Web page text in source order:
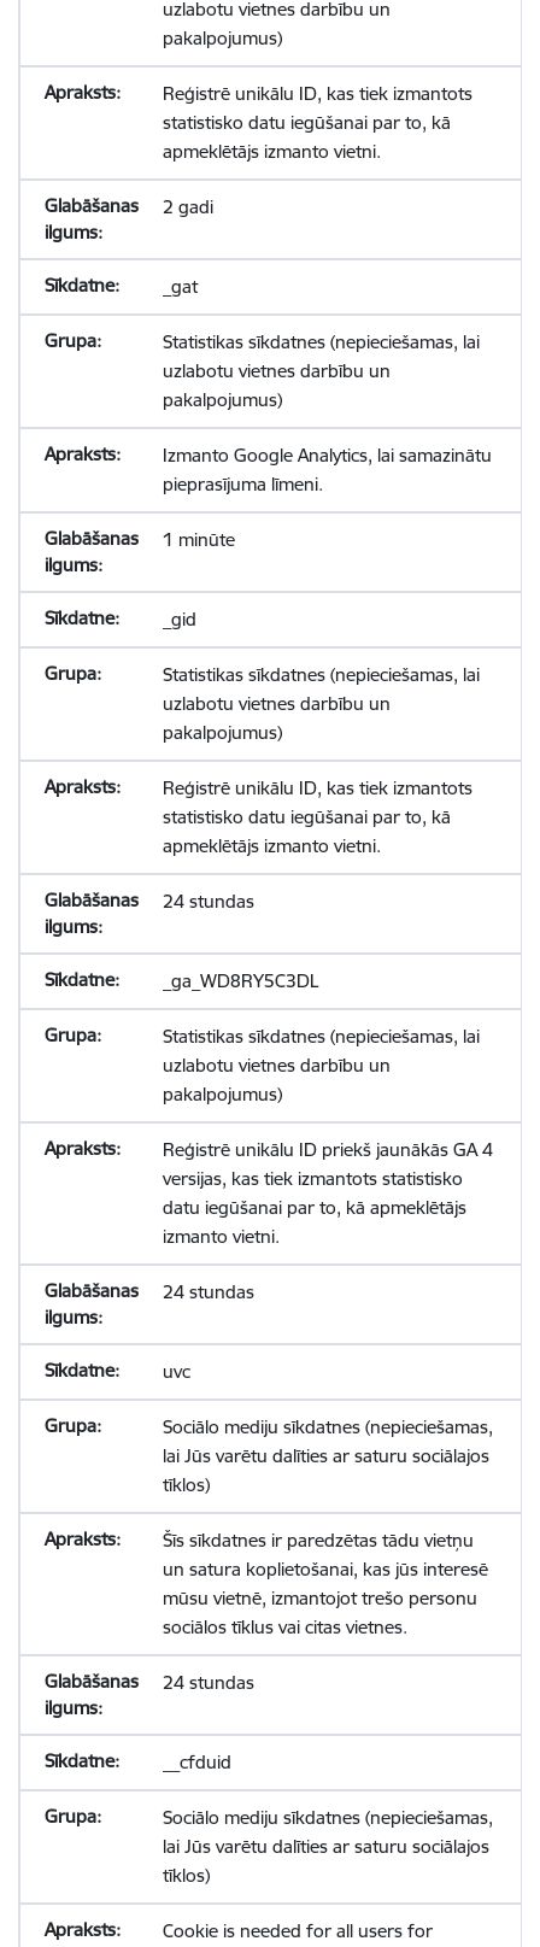
uzlabotu vietnes darbību un
pakalpojumus)
Reģistrē unikālu ID, kas tiek izmantots
statistisko datu iegūšanai par to, kā
apmeklētājs izmanto vietni.
2 gadi
_gat
Statistikas sīkdatnes (nepieciešamas, lai
uzlabotu vietnes darbību un
pakalpojumus)
Izmanto Google Analytics, lai samazinātu
pieprasījuma līmeni.
1 minūte
_gid
Statistikas sīkdatnes (nepieciešamas, lai
uzlabotu vietnes darbību un
pakalpojumus)
Reģistrē unikālu ID, kas tiek izmantots
statistisko datu iegūšanai par to, kā
apmeklētājs izmanto vietni.
24 stundas
_ga_WD8RY5C3DL
Statistikas sīkdatnes (nepieciešamas, lai
uzlabotu vietnes darbību un
pakalpojumus)
Reģistrē unikālu ID priekš jaunākās GA 4
versijas, kas tiek izmantots statistisko
datu iegūšanai par to, kā apmeklētājs
izmanto vietni.
24 stundas
uvc
Sociālo mediju sīkdatnes (nepieciešamas,
lai Jūs varētu dalīties ar saturu sociālajos
tīklos)
Šīs sīkdatnes ir paredzētas tādu vietņu
un satura koplietošanai, kas jūs interesē
mūsu vietnē, izmantojot trešo personu
sociālos tīklus vai citas vietnes.
24 stundas
__cfduid
Sociālo mediju sīkdatnes (nepieciešamas,
lai Jūs varētu dalīties ar saturu sociālajos
tīklos)
Cookie is needed for all users for